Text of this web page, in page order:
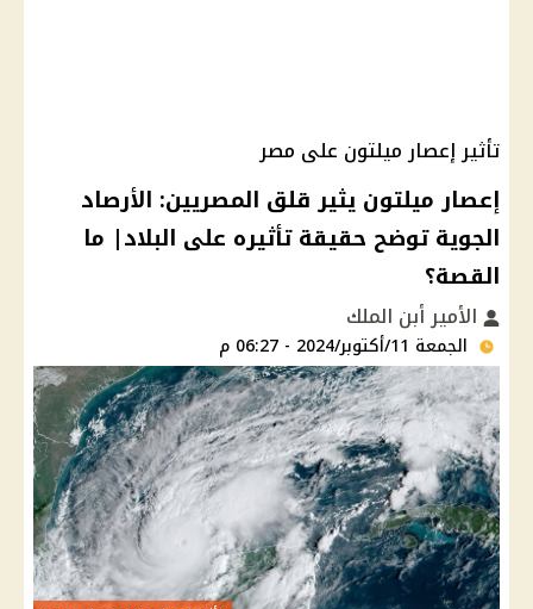
تأثير إعصار ميلتون على مصر
إعصار ميلتون يثير قلق المصريين: الأرصاد
الجوية توضح حقيقة تأثيره على البلاد| ما
القصة؟
الأمير أبن الملك
الجمعة 11/أكتوبر/2024 - 06:27 م